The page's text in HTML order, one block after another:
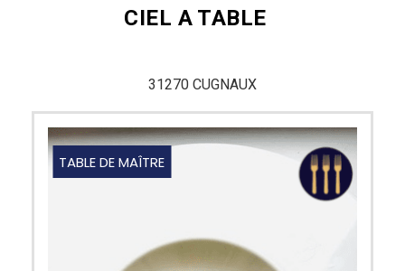
TABLE DE MAÎTRE
CIEL A TABLE
31270 CUGNAUX